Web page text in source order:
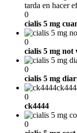
tarda en hacer
0
cialis 5 mg
0
cialis 5 mg
0
cialis 5 mg
0
ck4444
0